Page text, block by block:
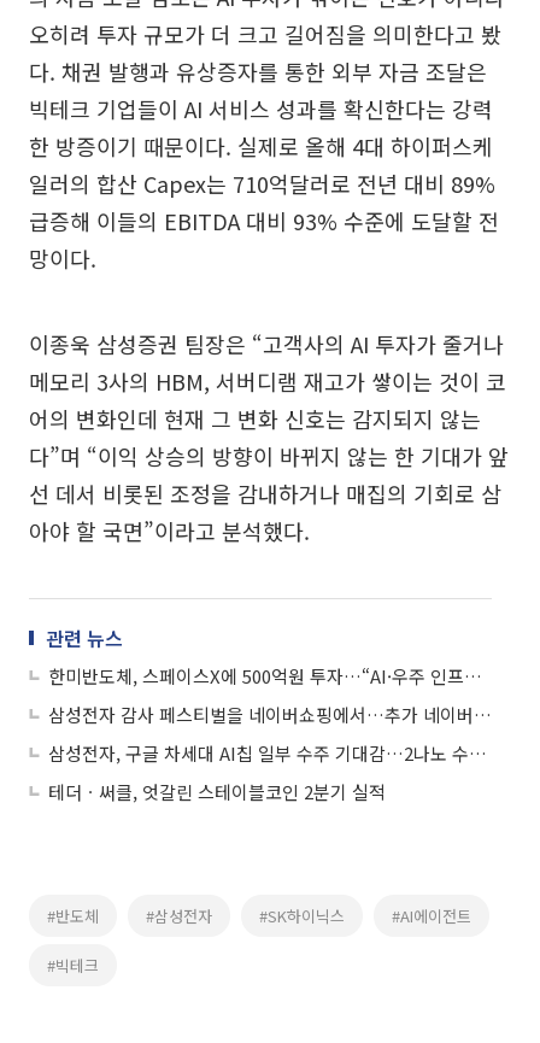
오히려 투자 규모가 더 크고 길어짐을 의미한다고 봤
다. 채권 발행과 유상증자를 통한 외부 자금 조달은
빅테크 기업들이 AI 서비스 성과를 확신한다는 강력
한 방증이기 때문이다. 실제로 올해 4대 하이퍼스케
일러의 합산 Capex는 710억달러로 전년 대비 89%
급증해 이들의 EBITDA 대비 93% 수준에 도달할 전
망이다.
이종욱 삼성증권 팀장은 “고객사의 AI 투자가 줄거나
메모리 3사의 HBM, 서버디램 재고가 쌓이는 것이 코
어의 변화인데 현재 그 변화 신호는 감지되지 않는
다”며 “이익 상승의 방향이 바뀌지 않는 한 기대가 앞
선 데서 비롯된 조정을 감내하거나 매집의 기회로 삼
아야 할 국면”이라고 분석했다.
관련 뉴스
한미반도체, 스페이스X에 500억원 투자…“AI·우주 인프라 대응”
삼성전자 감사 페스티벌을 네이버쇼핑에서…추가 네이버 전용 혜택까지
삼성전자, 구글 차세대 AI칩 일부 수주 기대감…2나노 수주 유력
테더ㆍ써클, 엇갈린 스테이블코인 2분기 실적
#반도체 #삼성전자 #SK하이닉스 #AI에이전트
#빅테크